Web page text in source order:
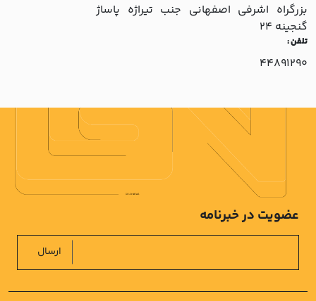
بزرگراه اشرفي اصفهاني جنب تيراژه پاساژ
گنجينه 24
تلفن :
44891290
عضویت در خبرنامه
ارسال